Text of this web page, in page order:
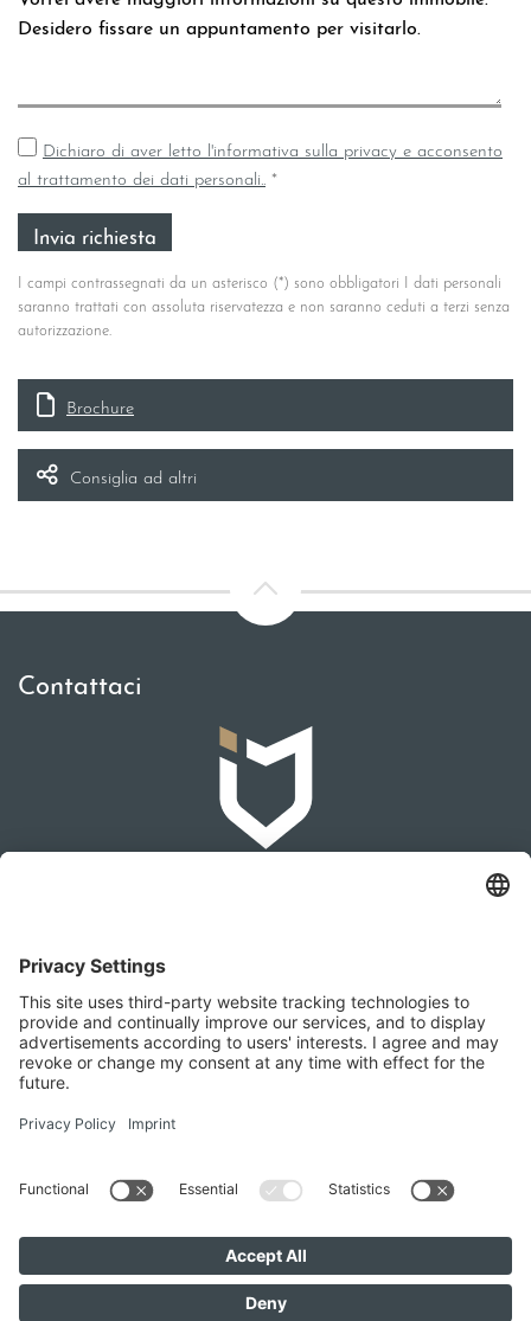
Dichiaro di aver letto l'informativa sulla privacy e acconsento
al trattamento dei dati personali.. *
I campi contrassegnati da un asterisco (*) sono obbligatori I dati personali
saranno trattati con assoluta riservatezza e non saranno ceduti a terzi senza
autorizzazione.
Brochure
Consiglia ad altri
Contattaci
Franz-Josef-Straße 2, 4540 Bad Hall
+436642279874
office@immomaklerei.at
IMMOMAKLEREI © 2026